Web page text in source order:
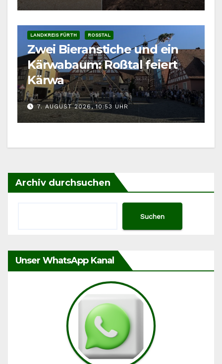
LANDKREIS FÜRTH ROSSTAL
Zwei Bieranstiche und ein
Kärwabaum: Roßtal feiert
Kärwa
7. AUGUST 2026, 10:53 UHR
Archiv durchsuchen
Suchen
Unser WhatsApp Kanal